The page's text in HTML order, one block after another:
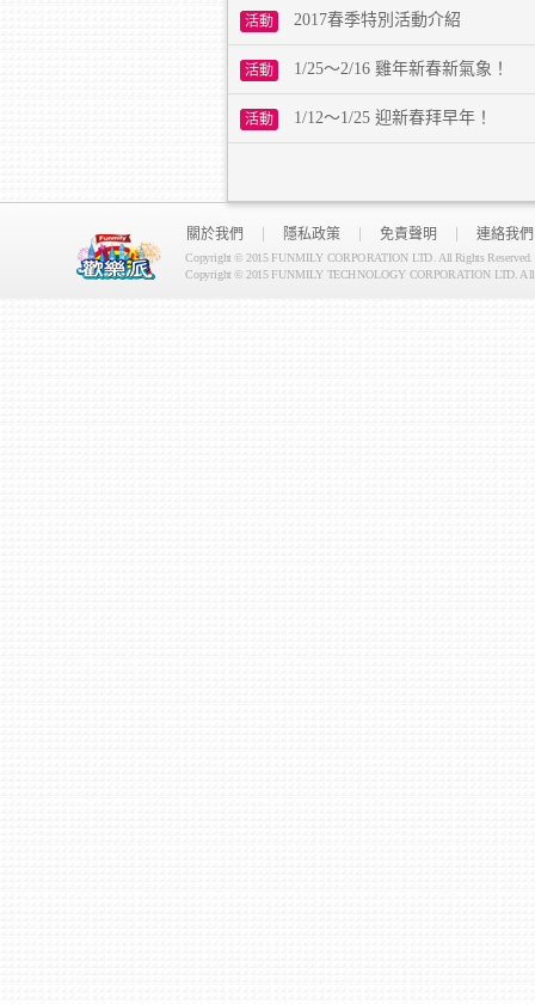
活動 2017春季特別活動介紹
活動 1/25～2/16 雞年新春新氣象！
活動 1/12～1/25 迎新春拜早年！
關於我們 隱私政策 免責聲明 連絡我們
Copyright © 2015 FUNMILY CORPORATION LTD. All Rights Reserved.
Copyright © 2015 FUNMILY TECHNOLOGY CORPORATION LTD. All